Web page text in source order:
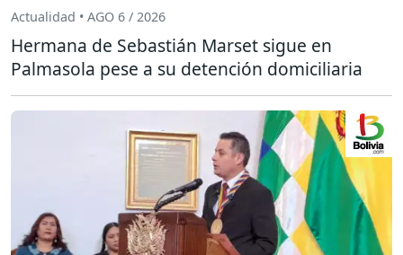
Actualidad • AGO 6 / 2026
Hermana de Sebastián Marset sigue en
Palmasola pese a su detención domiciliaria